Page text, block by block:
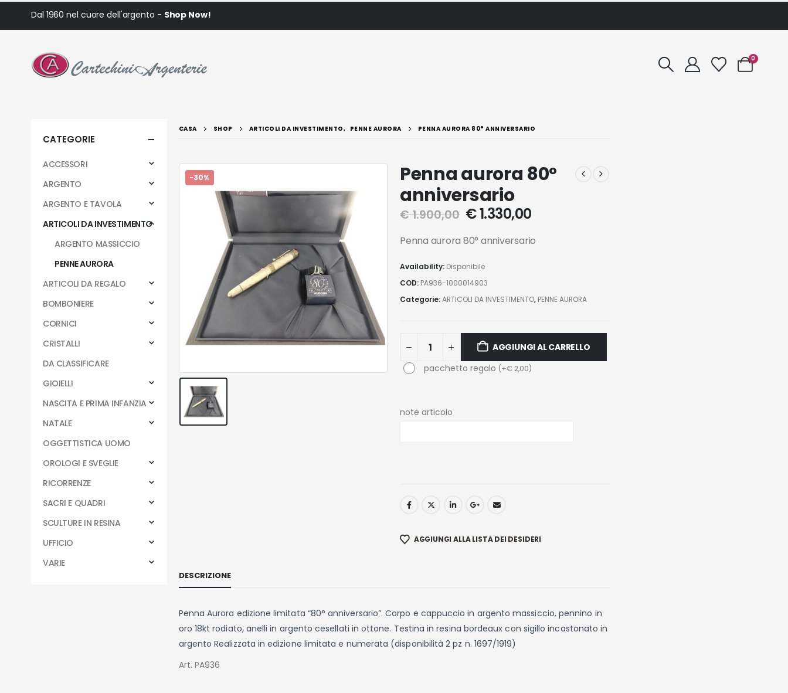
Dal 1960 nel cuore dell'argento - Shop Now!
0
CASA SHOP ARTICOLI DA INVESTIMENTO, PENNE AURORA PENNA AURORA 80° ANNIVERSARIO
-30%
Penna aurora 80°
anniversario
€1.900,00 €1.330,00
Penna aurora 80° anniversario
Availability: Disponibile
COD: PA936-1000014903
Categorie:ARTICOLI DA INVESTIMENTO, PENNE AURORA
AGGIUNGI AL CARRELLO
pacchetto regalo (+€ 2,00)
note articolo
AGGIUNGI ALLA LISTA DEI DESIDERI
DESCRIZIONE
Penna Aurora edizione limitata “80° anniversario”. Corpo e cappuccio in argento massiccio, pennino in
oro 18kt rodiato, anelli in argento cesellati in ottone. Testina in resina bordeaux con sigillo incastonato in
argento Realizzata in edizione limitata e numerata (disponibilità 2 pz n. 1697/1919)
Art. PA936
CATEGORIE
ACCESSORI
ARGENTO
ARGENTO E TAVOLA
ARTICOLI DA INVESTIMENTO
ARGENTO MASSICCIO
PENNE AURORA
ARTICOLI DA REGALO
BOMBONIERE
CORNICI
CRISTALLI
DA CLASSIFICARE
GIOIELLI
NASCITA E PRIMA INFANZIA
NATALE
OGGETTISTICA UOMO
OROLOGI E SVEGLIE
RICORRENZE
SACRI E QUADRI
SCULTURE IN RESINA
UFFICIO
VARIE